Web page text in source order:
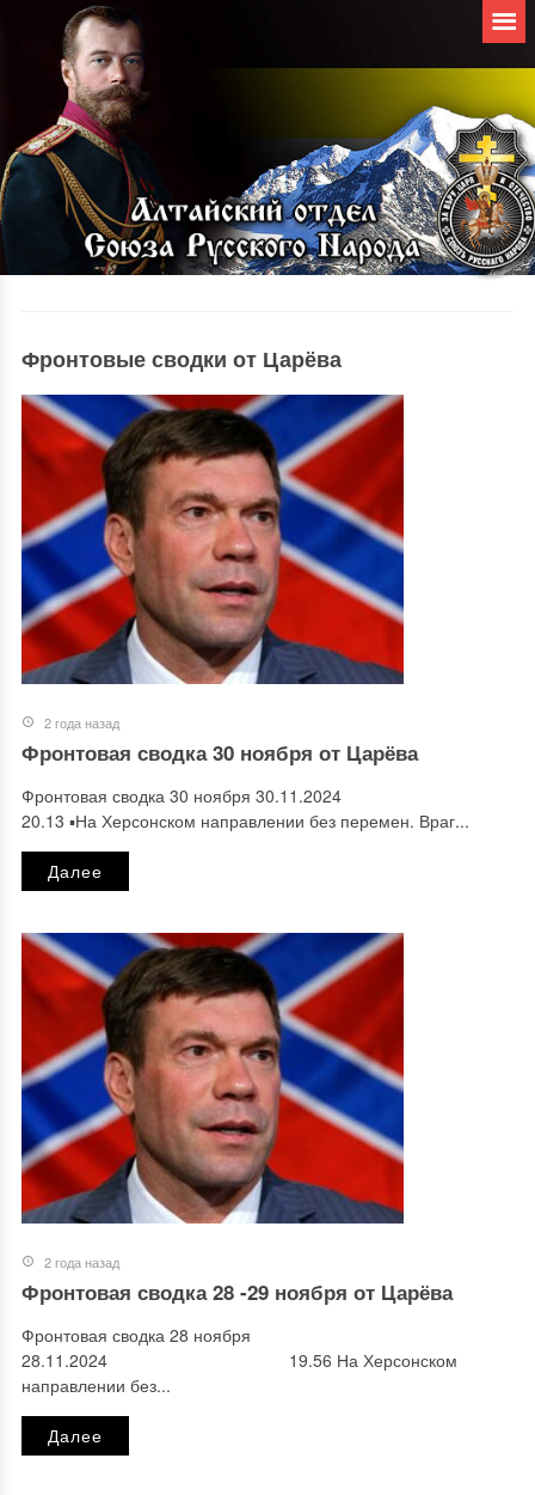
Фронтовые сводки от Царёва
2 года назад
Фронтовая сводка 30 ноября от Царёва
Фронтовая сводка 30 ноября 30.11.2024
20.13 ▪️На Херсонском направлении без перемен. Враг...
Далее
2 года назад
Фронтовая сводка 28 -29 ноября от Царёва
Фронтовая сводка 28 ноября
28.11.2024 19.56 На Херсонском
направлении без...
Далее